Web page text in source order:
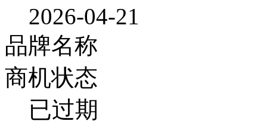
2026-04-21
品牌名称
商机状态
已过期